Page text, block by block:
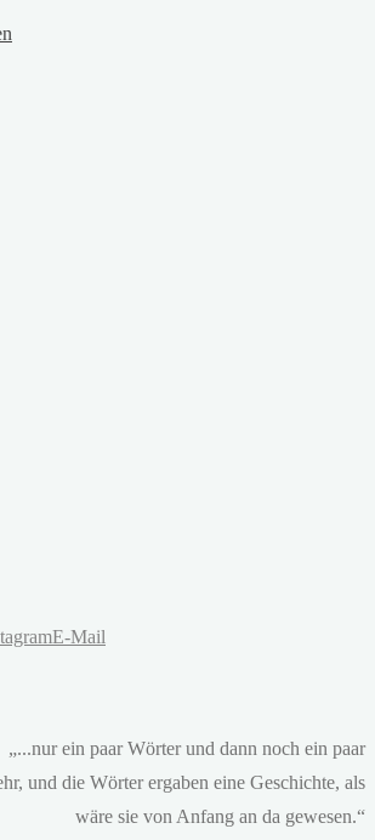
E-Mail
„...nur ein paar Wörter und dann noch ein paar
und die Wörter ergaben eine Geschichte, als
wäre sie von Anfang an da gewesen.“